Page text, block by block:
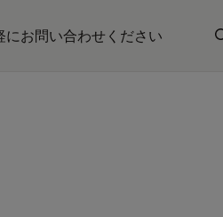
にお問い合わせください